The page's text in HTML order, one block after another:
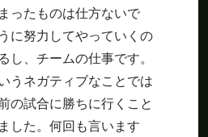
ったものは仕方ないで
に努力してやっていくの
し、チームの仕事です。
うネガティブなことでは
の試合に勝ちに行くこと
した。何回も言います